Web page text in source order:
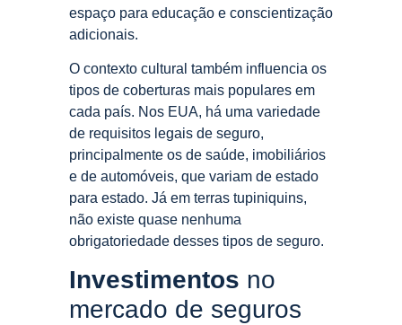
espaço para educação e conscientização
adicionais.
O contexto cultural também influencia os
tipos de coberturas mais populares em
cada país. Nos EUA, há uma variedade
de requisitos legais de seguro,
principalmente os de saúde, imobiliários
e de automóveis, que variam de estado
para estado. Já em terras tupiniquins,
não existe quase nenhuma
obrigatoriedade desses tipos de seguro.
Investimentos no
mercado de seguros